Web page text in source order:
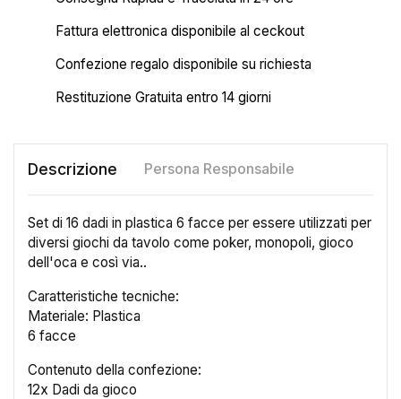
Fattura elettronica disponibile al ceckout
Confezione regalo disponibile su richiesta
Restituzione Gratuita entro 14 giorni
Descrizione Persona Responsabile
Set di 16 dadi in plastica 6 facce per essere utilizzati per
diversi giochi da tavolo come poker, monopoli, gioco
dell'oca e così via..
Caratteristiche tecniche:
Materiale: Plastica
6 facce
Contenuto della confezione:
12x Dadi da gioco